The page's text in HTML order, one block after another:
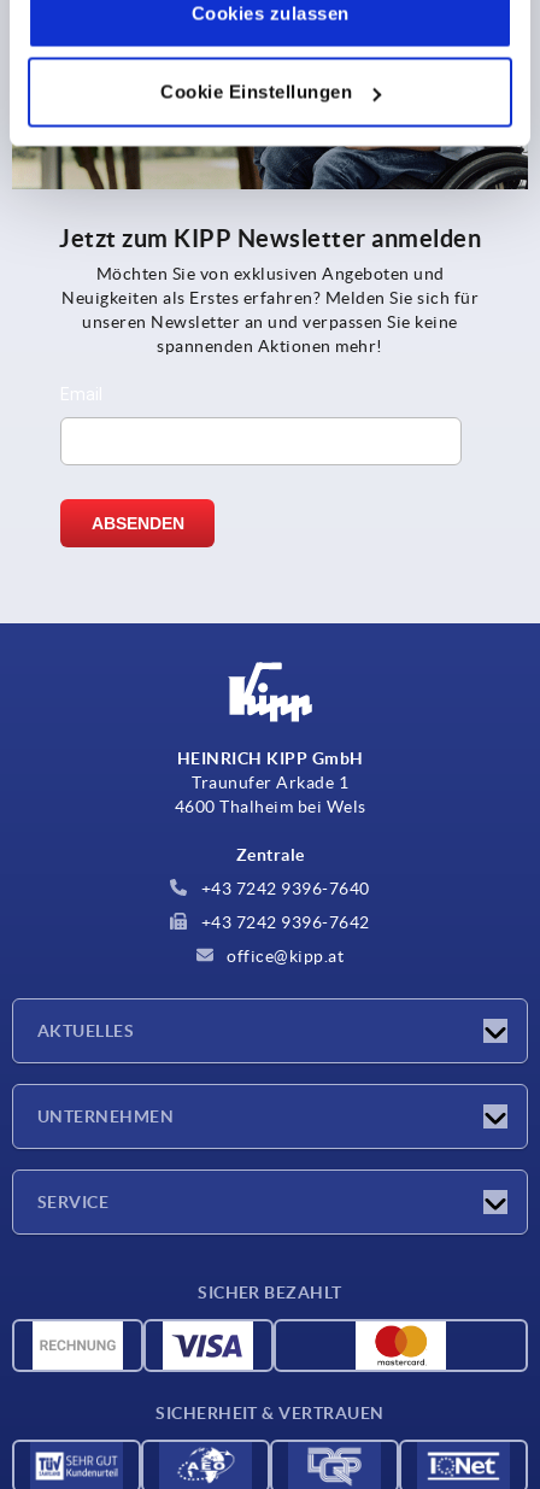
Datenschutz|AGB
Cookies zulassen
Cookie Einstellungen
Jetzt zum KIPP Newsletter anmelden
Möchten Sie von exklusiven Angeboten und
Neuigkeiten als Erstes erfahren? Melden Sie sich für
unseren Newsletter an und verpassen Sie keine
spannenden Aktionen mehr!
HEINRICH KIPP GmbH
Traunufer Arkade 1
4600 Thalheim bei Wels
Zentrale
+43 7242 9396-7640
+43 7242 9396-7642
office@kipp.at
AKTUELLES
UNTERNEHMEN
SERVICE
CAD-Daten
Für Lieferanten
SICHER BEZAHLT
SICHERHEIT & VERTRAUEN